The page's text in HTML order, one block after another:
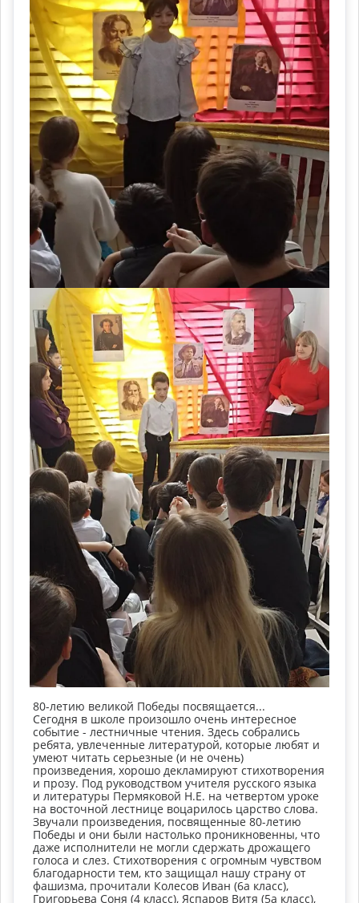
80-летию великой Победы посвящается...
Сегодня в школе произошло очень интересное
событие - лестничные чтения. Здесь собрались
ребята, увлеченные литературой, которые любят и
умеют читать серьезные (и не очень)
произведения, хорошо декламируют стихотворения
и прозу. Под руководством учителя русского языка
и литературы Пермяковой Н.Е. на четвертом уроке
на восточной лестнице воцарилось царство слова.
Звучали произведения, посвященные 80-летию
Победы и они были настолько проникновенны, что
даже исполнители не могли сдержать дрожащего
голоса и слез. Стихотворения с огромным чувством
благодарности тем, кто защищал нашу страну от
фашизма, прочитали Колесов Иван (6а класс),
Григорьева Соня (4 класс), Яспаров Витя (5а класс),